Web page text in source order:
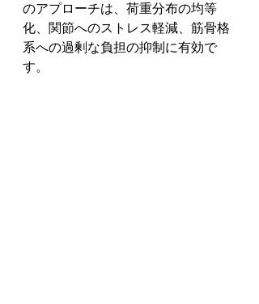
のアプローチは、荷重分布の均等
化、関節へのストレス軽減、筋骨格
系への過剰な負担の抑制に有効で
す。